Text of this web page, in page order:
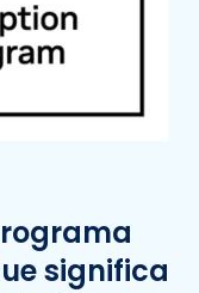
significa